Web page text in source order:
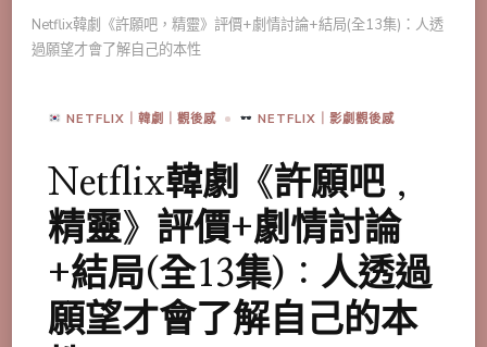
Netflix韓劇《許願吧，精靈》評價+劇情討論+結局(全13集)：人透
過願望才會了解自己的本性
NETFLIX｜韓劇｜觀後感 NETFLIX｜影劇觀後感
Netflix韓劇《許願吧，
精靈》評價+劇情討論
+結局(全13集)：人透過
願望才會了解自己的本